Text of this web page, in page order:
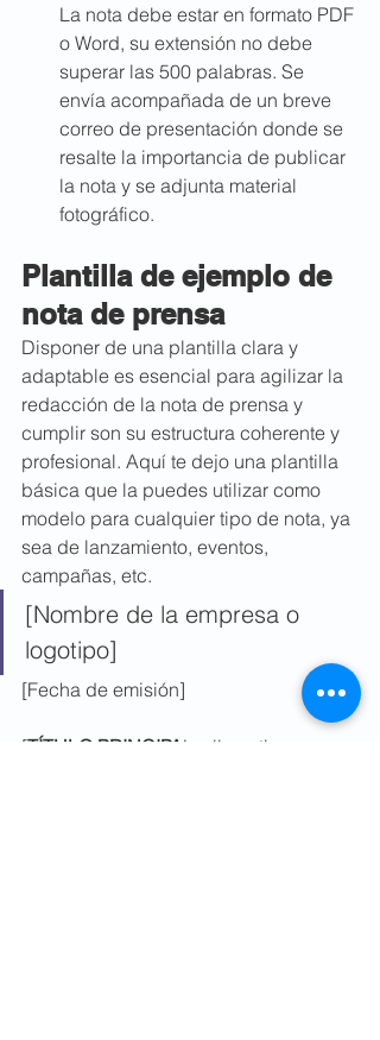
La nota debe estar en formato PDF
o Word, su extensión no debe
superar las 500 palabras. Se
envía acompañada de un breve
correo de presentación donde se
resalte la importancia de publicar
la nota y se adjunta material
fotográfico.
Plantilla de ejemplo de
nota de prensa
Disponer de una plantilla clara y
adaptable es esencial para agilizar la
redacción de la nota de prensa y
cumplir son su estructura coherente y
profesional. Aquí te dejo una plantilla
básica que la puedes utilizar como
modelo para cualquier tipo de nota, ya
sea de lanzamiento, eventos,
campañas, etc.
[Nombre de la empresa o
logotipo]
[Fecha de emisión]
[TÍTULO PRINCIPA L – llamativo,